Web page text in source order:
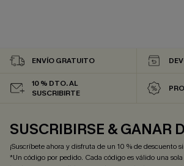
ENVÍO GRATUITO
10 % DTO. AL
SUSCRIBIRTE
SUSCRIBIRSE & GANAR
¡Suscríbete ahora y disfruta de un 10 % de descuento
*Un código por pedido. Cada código es válido una